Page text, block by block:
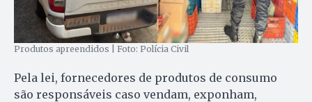
Produtos apreendidos | Foto: Polícia Civil
Pela lei, fornecedores de produtos de consumo
são responsáveis caso vendam, exponham,